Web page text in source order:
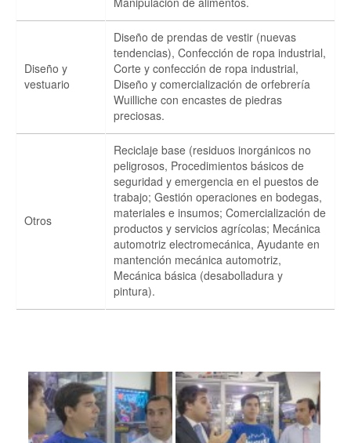
Diseño y
vestuario
Diseño de prendas de vestir (nuevas
tendencias), Confección de ropa industrial,
Corte y confección de ropa industrial,
Diseño y comercialización de orfebrería
Wuilliche con encastes de piedras
preciosas.
Otros
Reciclaje base (residuos inorgánicos no
peligrosos, Procedimientos básicos de
seguridad y emergencia en el puestos de
trabajo; Gestión operaciones en bodegas,
materiales e insumos; Comercialización de
productos y servicios agrícolas; Mecánica
automotriz electromecánica, Ayudante en
mantención mecánica automotriz,
Mecánica básica (desabolladura y
pintura).